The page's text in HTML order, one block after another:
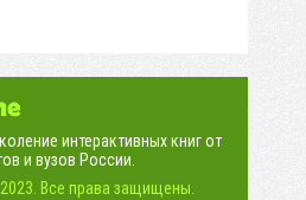
интерактивных книг от
и вузов России.
Все права защищены.